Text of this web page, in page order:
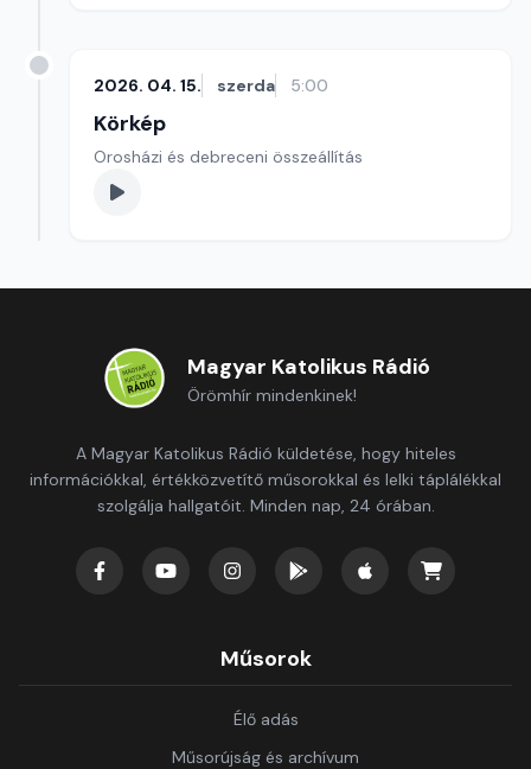
2026. 04. 15. szerda 5:00
Körkép
Orosházi és debreceni összeállítás
Magyar Katolikus Rádió
Örömhír mindenkinek!
A Magyar Katolikus Rádió küldetése, hogy hiteles
információkkal, értékközvetítő műsorokkal és lelki táplálékkal
szolgálja hallgatóit. Minden nap, 24 órában.
Műsorok
Élő adás
Műsorújság és archívum